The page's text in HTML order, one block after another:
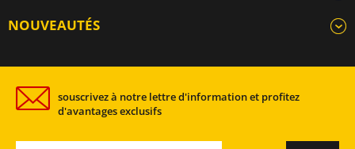
NOUVEAUTÉS
souscrivez à notre lettre d'information et profitez
d'avantages exclusifs